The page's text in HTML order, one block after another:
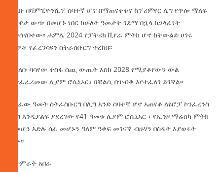
ክለቡ በሻምፒዮንሺፕ ሰባተኛ ሆኖ በማጠናቀቁና ከፕሪምየር ሊግ የጥሎ ማለፍ
ጨዋታ ውጭ በመሆኑ ነበር ከሁለት ዓመታት ገደማ በኋላ ከኃላፊነት
የተሰናበተው፡፡ ሐምሌ 2024 የፓትሪክ ቪየራ ምትክ ሆኖ ከትውልድ ሀገሩ
ወጥቶ የፈረንሳዩን ስትራስቡርግ ተረከበ፡፡
በክለቡ ባሳየው ተስፋ ሰጪ ውጤት እስከ 2028 የሚያቆየውን ውል
የተፈራረመው ሊያም ሮሴኒአር፤ በቼልሲ በጥብቅ እየተፈለገ ይገኛል፡፡
ባለፈው ዓመት ስትራስቡርግ በሊግ አንድ ሰባተኛ ሆኖ አጠናቆ ለዩሮፓ ኮንፈረንስ
ሊግ እንዲያልፍ ያደረገው የ41 ዓመቱ ሊያም ሮሴኒአር ፣ የኢንዞ ማሬስካ ምትክ
የመሆን እድሉ ሰፊ መሆኑን ዓለም ዓቀፍ መገናኛ ብዙሃን በስፋት እያወሩት
ነው፡፡
በታምራት አበራ